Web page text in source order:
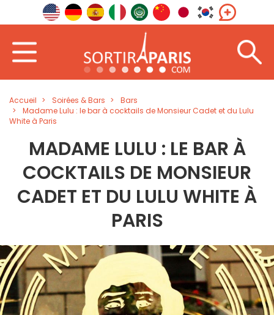
Accueil Soirées & Bars
Bars
Madame Lulu : le bar à cocktails de Monsieur Cadet et du Lulu
White à Paris
MADAME LULU : LE BAR À
COCKTAILS DE MONSIEUR
CADET ET DU LULU WHITE À
PARIS